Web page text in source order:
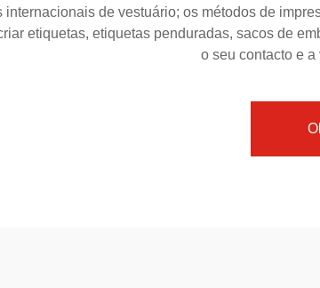
de vestuário; os métodos de
etiquetas, etiquetas penduradas, sacos de
o seu contacto e